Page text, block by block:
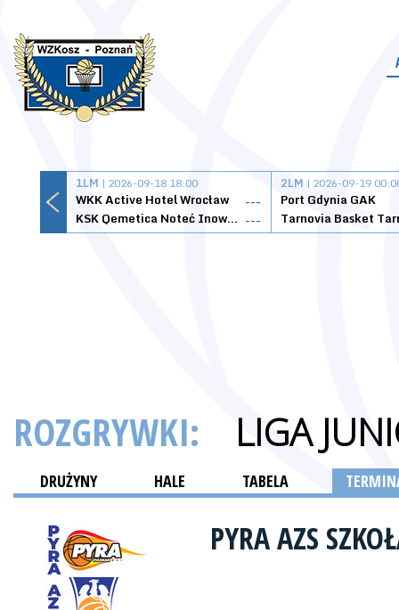
1LM | 2026-09-18 18:00
WKK Active Hotel Wrocław
---
KSK Qemetica Noteć Inowrocław ---
2LM | 2026-09-19
Port Gdynia GAK
ROZGRYWKI: LIGA
DRUŻYNY HALE TABELA
PYRA AZS